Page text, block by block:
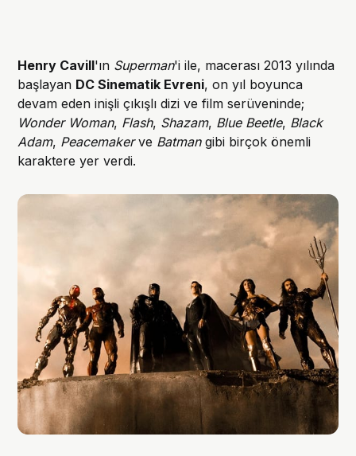
Henry Cavill'ın Superman'i ile, macerası 2013 yılında
başlayan DC Sinematik Evreni, on yıl boyunca
devam eden inişli çıkışlı dizi ve film serüveninde;
Wonder Woman, Flash, Shazam, Blue Beetle, Black
Adam, Peacemakerve Batmangibi birçok önemli
karaktere yer verdi.